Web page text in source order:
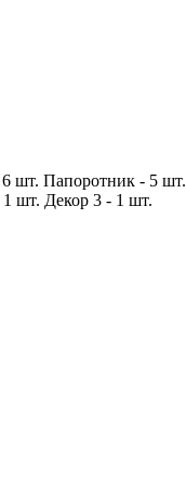
6 шт. Папоротник - 5 шт.
1 шт. Декор 3 - 1 шт.